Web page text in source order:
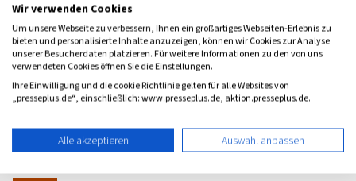
1 Jahr Freude schenken!
Bei einer Auswahl von über 1.800 Magazinen finden Sie das
richtige Geschenk für jeden.
zum Geschenkabo-Finder
Wir verwenden Cookies
Um unsere Webseite zu verbessern, Ihnen ein großartiges Webseiten-Erlebnis zu
bieten und personalisierte Inhalte anzuzeigen, können wir Cookies zur Analyse
unserer Besucherdaten platzieren. Für weitere Informationen zu den von uns
verwendeten Cookies öffnen Sie die Einstellungen.
Ihre Einwilligung und die cookie Richtlinie gelten für alle Websites von
„presseplus.de“, einschließlich: www.presseplus.de, aktion.presseplus.de.
Alle akzeptieren Auswahl anpassen